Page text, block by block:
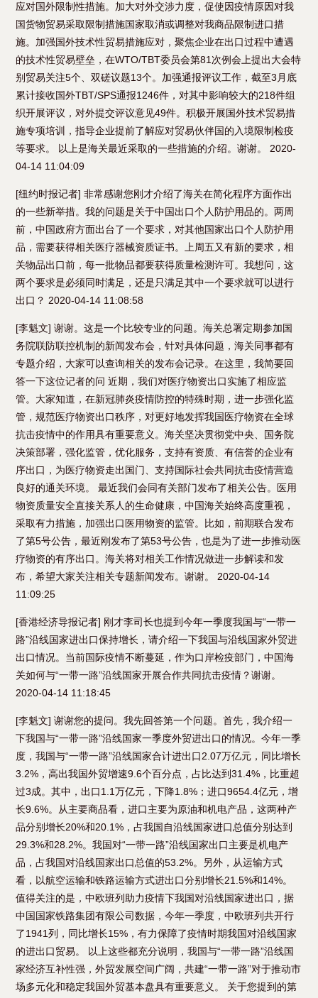
应对国外限制性措施。加大对外交涉力度，促使因疫情原因对我
国货物贸易采取限制措施国家取消或调整对我商品限制进口措
施。加强国外技术性贸易措施应对，聚焦企业在出口过程中遭遇
的技术性贸易壁垒，在WTO/TBT委员会第81次例会上提出大会特
别贸易关注5个、双磋议题13个。加强通报评议工作，截至3月底
累计接收国外TBT/SPS通报1246件，对其中影响较大的218件组
织开展评议，对外提交评议意见49件。积极开展国外技术贸易措
施专项培训，指导企业提前了解应对贸易伙伴国的入境限制检疫
等要求。 以上是海关最近采取的一些措施的介绍。谢谢。 2020-
04-14 11:04:09
[纽约时报记者] 非常感谢您刚才介绍了海关在简化程序方面作出
的一些新举措。我的问题是关于中国出口个人防护用品的。两周
前，中国政府方面出台了一个要求，对其他国家出口个人防护用
品，需要获得相关医疗器械资质证书。上周五又有新的要求，相
关物品出口前，每一批物品都要获得质量检测许可。我想问，这
两个要求是必须同时满足，还是只满足其中一个要求就可以进行
出口？ 2020-04-14 11:08:58
[李魁文] 谢谢。这是一个比较专业的问题。海关总署定期参加国
务院联防联控机制的新闻发布会，针对具体问题，海关同事都有
专题介绍，大家可以查询相关的发布会记录。在这里，我简要回
答一下这位记者的问 近期，我们对医疗物资出口实施了相应监
管。大家知道，在新冠肺炎疫情防控的特殊时期，进一步强化监
管，规范医疗物资出口秩序，对更好地发挥我国医疗物资在全球
抗击疫情中的作用具有重要意义。海关坚决贯彻党中央、国务院
决策部署，强化监管，优化服务，支持有资质、有信誉的企业有
序出口，为医疗物资走出国门、支持国际社会共同抗击疫情营造
良好的通关环境。 最近我们会同有关部门发布了相关公告。医用
物资质量安全直接关系人的生命健康，中国海关始终高度重视，
采取有力措施，加强出口医用物资的监管。比如，前期联合发布
了第5号公告，最近刚发布了第53号公告，也是为了进一步推动医
疗物资的有序出口。海关将对相关工作情况做进一步解读和发
布，希望大家关注相关专题新闻发布。谢谢。 2020-04-14
11:09:25
[香港经济导报记者] 刚才李司长也提到今年一季度我国与“一带一
路”沿线国家进出口保持增长，请介绍一下我国与沿线国家外贸进
出口情况。当前国际疫情不断蔓延，作为口岸检疫部门，中国海
关如何与“一带一路”沿线国家开展合作共同抗击疫情？谢谢。
2020-04-14 11:18:45
[李魁文] 谢谢您的提问。我先回答第一个问题。首先，我介绍一
下我国与“一带一路”沿线国家一季度外贸进出口的情况。今年一季
度，我国与“一带一路”沿线国家合计进出口2.07万亿元，同比增长
3.2%，高出我国外贸增速9.6个百分点，占比达到31.4%，比重超
过3成。其中，出口1.1万亿元，下降1.8%；进口9654.4亿元，增
长9.6%。从主要商品看，进口主要为原油和机电产品，这两种产
品分别增长20%和20.1%，占我国自沿线国家进口总值分别达到
29.3%和28.2%。我国对“一带一路”沿线国家出口主要是机电产
品，占我国对沿线国家出口总值的53.2%。另外，从运输方式
看，以航空运输和铁路运输方式进出口分别增长21.5%和14%。
值得关注的是，中欧班列助力疫情下我国对沿线国家进出口，据
中国国家铁路集团有限公司数据，今年一季度，中欧班列共开行
了1941列，同比增长15%，有力保障了疫情时期我国对沿线国家
的进出口贸易。 以上这些都充分说明，我国与“一带一路”沿线国
家经济互补性强，外贸发展空间广阔，共建“一带一路”对于推动市
场多元化和稳定我国外贸基本盘具有重要意义。 关于您提到的第